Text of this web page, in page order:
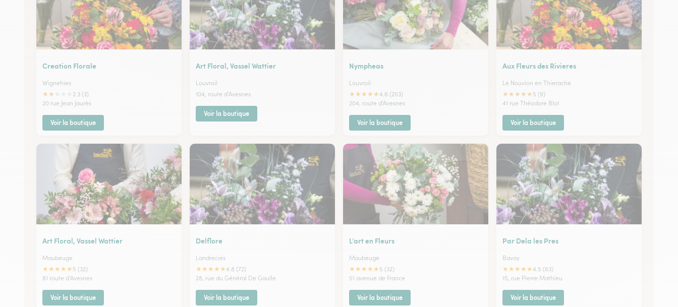
Creation Florale
Wignehies
★★
2.3 (3)
20 rue Jean Jaurès
Voir la boutique
Art Floral, Vassel Wattier
Louvroil
104, route d'Avesnes
Voir la boutique
Nympheas
Louvroil
★★★★★4.6 (253)
204, route d'Avesnes
Voir la boutique
Aux Fleurs des Rivieres
Le Nouvion en Thierache
★★★★★ 5 (9)
41 rue Théodore Blot
Voir la boutique
Art Floral, Vassel Wattier
Maubeuge
★★★★★ 5 (32)
81 route d'Avesnes
Voir la boutique
Delflore
Landrecies
★★★★★4.8 (72)
28, rue du Général De Gaulle
Voir la boutique
L’art en Fleurs
Maubeuge
★★★★★ 5 (32)
51 avenue de France
Voir la boutique
Par Dela les Pres
Bavay
★★★★★4.5 (63)
15, rue Pierre Mathieu
Voir la boutique